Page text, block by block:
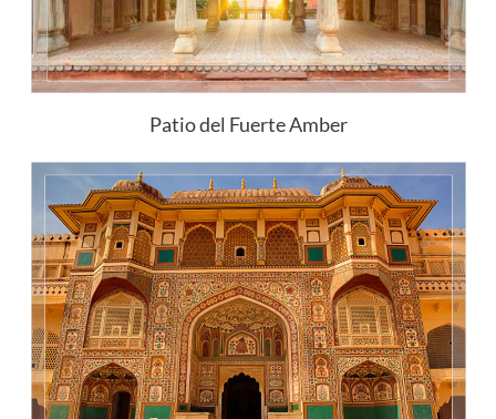
Patio del Fuerte Amber